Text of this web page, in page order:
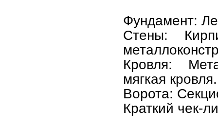
Фундамент:
Стены:
Кровля:
мягкая кровля.
Ворота:
Краткий чек-